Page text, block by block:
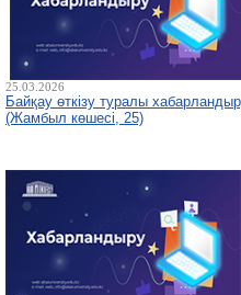
25.03.2026
Байқау өткізу туралы
(Жамбыл көшесі, 25)